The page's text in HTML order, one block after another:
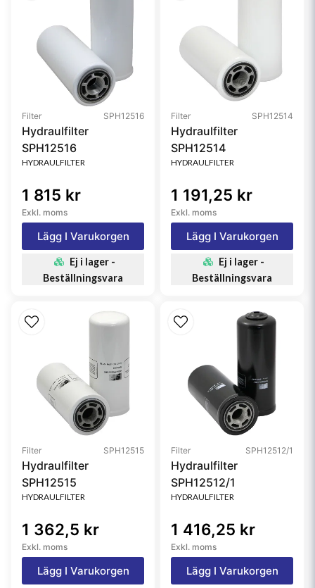
Filter SPH12516
Hydraulfilter
SPH12516
HYDRAULFILTER
1 815 kr
Exkl. moms
Lägg I Varukorgen
Ej i lager -
Beställningsvara
Filter SPH12514
Hydraulfilter
SPH12514
HYDRAULFILTER
1 191,25 kr
Exkl. moms
Lägg I Varukorgen
Ej i lager -
Beställningsvara
Filter SPH12515
Hydraulfilter
SPH12515
HYDRAULFILTER
1 362,5 kr
Exkl. moms
Lägg I Varukorgen
Filter SPH12512/1
Hydraulfilter
SPH12512/1
HYDRAULFILTER
1 416,25 kr
Exkl. moms
Lägg I Varukorgen